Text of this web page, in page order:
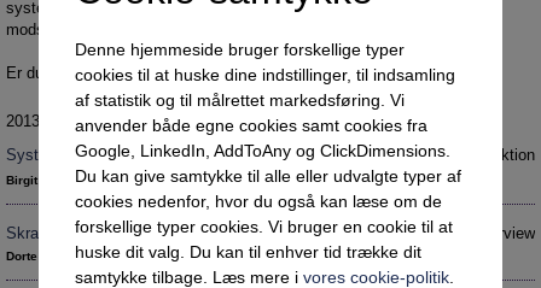
Netværk
Intelligens
Uddannelser under corona
Vejledningsindsatsen under corona
Professioner under pres
Frafald
Veje til virkeligheden
Abonnement
Tilmelding og prøveperiode
Abonnementspriser
Kontakt
Vilkår og betingelser
systemerne, og hvordan kan man forholde sig til dem: Kan man gøre
modstand? Kan man påvirke dem – måske endda positivt?
Er du ikke tilmeldt VejlederForum? Få engratis prøveperiode.
2013 nr. 2
Systemernes magt
Birgit Heie
Introduktion
Skrappere lov sætter systemet i klemme
Dorte Fleron
Interview
Denne hjemmeside bruger forskellige typer
cookies til at huske dine indstillinger, til indsamling
af statistik og til målrettet markedsføring. Vi
anvender både egne cookies samt cookies fra
Google, LinkedIn, AddToAny og ClickDimensions.
Du kan give samtykke til alle eller udvalgte typer af
cookies nedenfor, hvor du også kan læse om de
forskellige typer cookies. Vi bruger en cookie til at
huske dit valg. Du kan til enhver tid trække dit
samtykke tilbage. Læs mere i vores cookie-politik